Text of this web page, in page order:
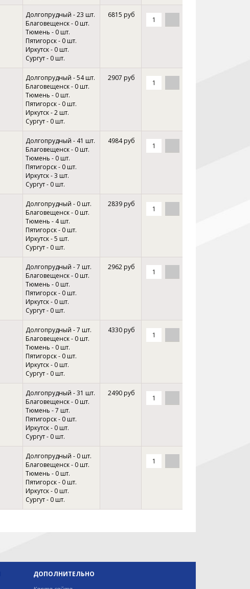
Долгопрудный - 23 шт.
Благовещенск - 0 шт.
Тюмень - 0 шт.
Пятигорск - 0 шт.
Иркутск - 0 шт.
Сургут - 0 шт.
6815 руб
Долгопрудный - 54 шт.
Благовещенск - 0 шт.
Тюмень - 0 шт.
Пятигорск - 0 шт.
Иркутск - 2 шт.
Сургут - 0 шт.
2907 руб
Долгопрудный - 41 шт.
Благовещенск - 0 шт.
Тюмень - 0 шт.
Пятигорск - 0 шт.
Иркутск - 3 шт.
Сургут - 0 шт.
4984 руб
Долгопрудный - 0 шт.
Благовещенск - 0 шт.
Тюмень - 4 шт.
Пятигорск - 0 шт.
Иркутск - 5 шт.
Сургут - 0 шт.
2839 руб
Долгопрудный - 7 шт.
Благовещенск - 0 шт.
Тюмень - 0 шт.
Пятигорск - 0 шт.
Иркутск - 0 шт.
Сургут - 0 шт.
2962 руб
Долгопрудный - 7 шт.
Благовещенск - 0 шт.
Тюмень - 0 шт.
Пятигорск - 0 шт.
Иркутск - 0 шт.
Сургут - 0 шт.
4330 руб
Долгопрудный - 31 шт.
Благовещенск - 0 шт.
Тюмень - 7 шт.
Пятигорск - 0 шт.
Иркутск - 0 шт.
Сургут - 0 шт.
2490 руб
Долгопрудный - 0 шт.
Благовещенск - 0 шт.
Тюмень - 0 шт.
Пятигорск - 0 шт.
Иркутск - 0 шт.
Сургут - 0 шт.
ДОПОЛНИТЕЛЬНО